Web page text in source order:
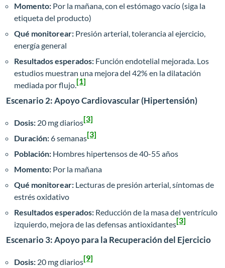
Momento: Por la mañana, con el estómago vacío (siga la
etiqueta del producto)
Qué monitorear: Presión arterial, tolerancia al ejercicio,
energía general
Resultados esperados: Función endotelial mejorada. Los
estudios muestran una mejora del 42% en la dilatación
mediada por flujo. [1]
Escenario 2: Apoyo Cardiovascular (Hipertensión)
Dosis: 20 mg diarios[3]
Duración:6 semanas[3]
Población: Hombres hipertensos de 40-55 años
Momento: Por la mañana
Qué monitorear: Lecturas de presión arterial, síntomas de
estrés oxidativo
Resultados esperados: Reducción de la masa del ventrículo
izquierdo, mejora de las defensas antioxidantes[3]
Escenario 3: Apoyo para la Recuperación del Ejercicio
Dosis: 20 mg diarios[9]